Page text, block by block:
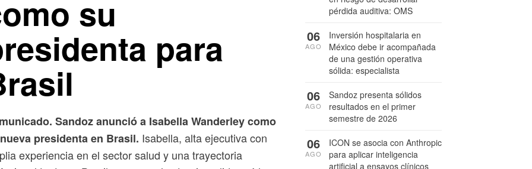
su
para
Sandoz anunció a Isabella Wanderley como
presidenta en Brasil. Isabella, alta ejecutiva con
experiencia en el sector salud y una trayectoria
pérdida auditiva: OMS
Inversión hospitalaria en
México debe ir acompañada
de una gestión operativa
sólida: especialista
06
AGO
Sandoz presenta sólidos
resultados en el primer
semestre de 2026
06
AGO
ICON se asocia con Anthropic
para aplicar inteligencia
artificial a ensayos clínicos
06
AGO